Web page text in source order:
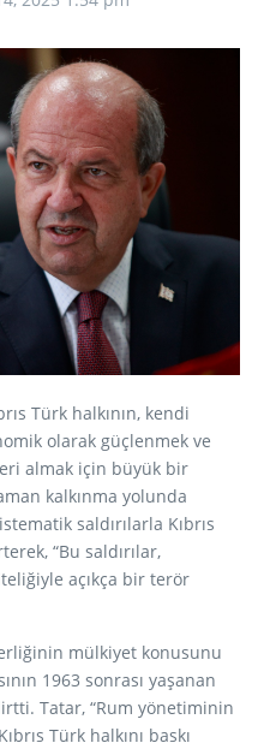
Türk halkının, kendi
olarak güçlenmek ve
almak için büyük bir
kalkınma yolunda
saldırılarla Kıbrıs
“Bu saldırılar,
açıkça bir terör
mülkiyet konusunu
1963 sonrası yaşanan
Tatar, “Rum yönetiminin
Türk halkını baskı